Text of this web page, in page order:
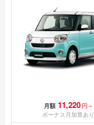
月額 11,220 円～
ボーナス月加算あり